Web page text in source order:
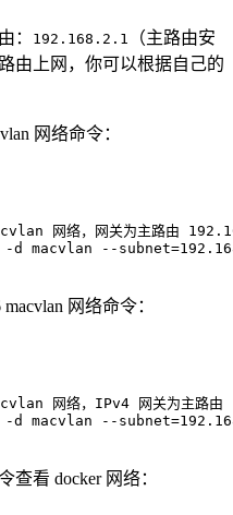
： 192.168.2.1
（主路由安
由上网，你可以根据自己的
网络命令：
网络，网关为主路由
d macvlan --
网络命令：
网络，IPv4 网关为主
d macvlan --
看 docker 网络：